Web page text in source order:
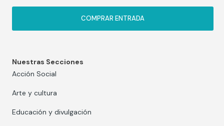
COMPRAR ENTRADA
Nuestras Secciones
Acción Social
Arte y cultura
Educación y divulgación